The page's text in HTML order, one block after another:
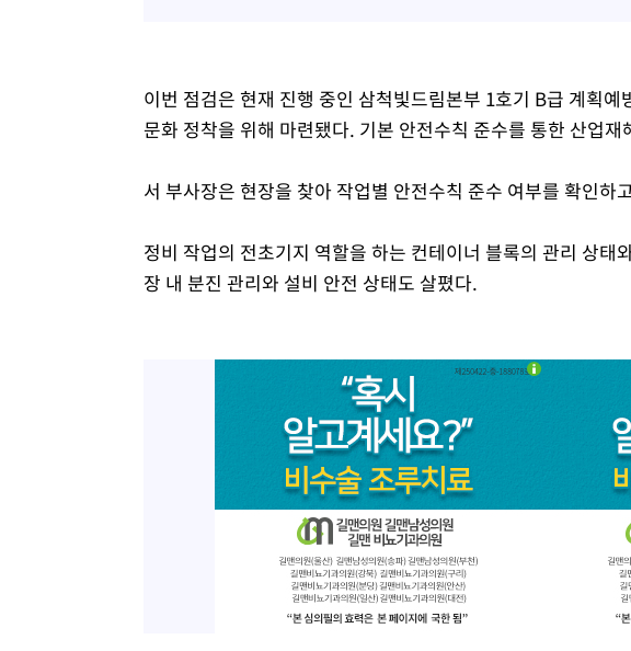
이번 점검은 현재 진행 중인 삼척빛드림본부 1호기 B급 계획
문화 정착을 위해 마련됐다. 기본 안전수칙 준수를 통한 산업재
서 부사장은 현장을 찾아 작업별 안전수칙 준수 여부를 확인하
정비 작업의 전초기지 역할을 하는 컨테이너 블록의 관리 상태
장 내 분진 관리와 설비 안전 상태도 살폈다.